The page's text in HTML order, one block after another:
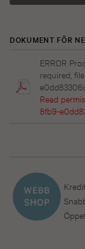
DOKUMENT FÖR
ERROR
required,
Read
8fb9-